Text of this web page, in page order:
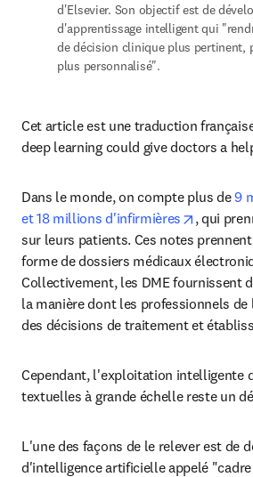
d'Elsevier. Son objectif est de
d'apprentissage intelligent qui
de décision clinique plus pertinent,
plus personnalisé".
Cet article est une traduction
deep learning could give doctors a
Dans le monde, on compte plus de 9
et 18 millions d'infirmières
opens in
, qui
sur leurs patients. Ces notes
forme de dossiers médicaux
Collectivement, les DME fournissent
la manière dont les professionnels
des décisions de traitement et
Cependant, l'exploitation intelligente
textuelles à grande échelle reste un
L'une des façons de le relever est de
d'intelligence artificielle appelé